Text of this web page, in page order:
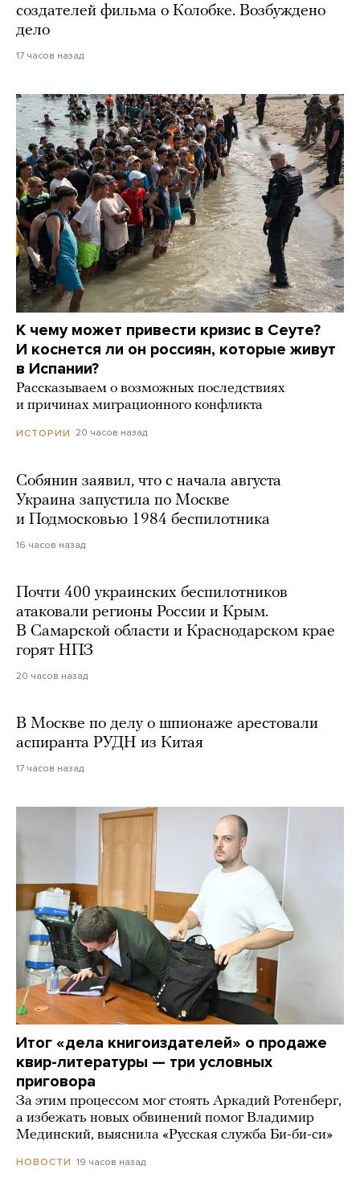
создателей фильма о Колобке. Возбуждено
дело
17 часов назад
К чему может привести кризис в Сеуте?
И коснется ли он россиян, которые живут
в Испании?
Рассказываем о возможных последствиях
и причинах миграционного конфликта
ИСТОРИИ 20 часов назад
Собянин заявил, что с начала августа
Украина запустила по Москве
и Подмосковью 1984 беспилотника
16 часов назад
Почти 400 украинских беспилотников
атаковали регионы России и Крым.
В Самарской области и Краснодарском крае
горят НПЗ
20 часов назад
В Москве по делу о шпионаже арестовали
аспиранта РУДН из Китая
17 часов назад
Итог «дела книгоиздателей» о продаже
квир-литературы — три условных
приговора
За этим процессом мог стоять Аркадий Ротенберг,
а избежать новых обвинений помог Владимир
Мединский, выяснила «Русская служба Би-би-си»
НОВОСТИ 19 часов назад